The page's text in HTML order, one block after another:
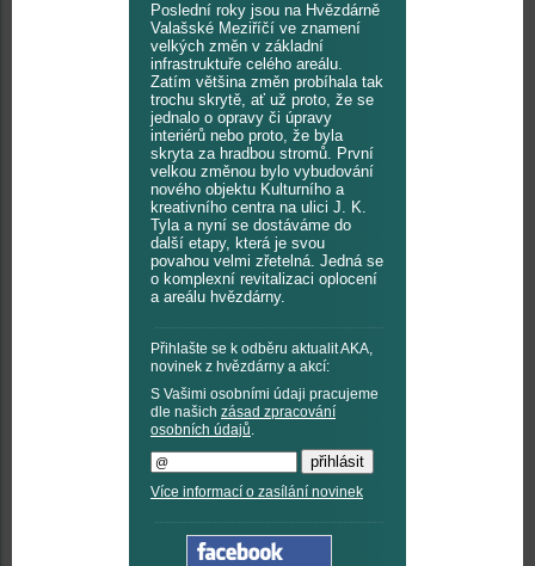
Poslední roky jsou na Hvězdárně
Valašské Meziříčí ve znamení
velkých změn v základní
infrastruktuře celého areálu.
Zatím většina změn probíhala tak
trochu skrytě, ať už proto, že se
jednalo o opravy či úpravy
interiérů nebo proto, že byla
skryta za hradbou stromů. První
velkou změnou bylo vybudování
nového objektu Kulturního a
kreativního centra na ulici J. K.
Tyla a nyní se dostáváme do
další etapy, která je svou
povahou velmi zřetelná. Jedná se
o komplexní revitalizaci oplocení
a areálu hvězdárny.
Přihlašte se k odběru aktualit AKA,
novinek z hvězdárny a akcí:
S Vašimi osobními údaji pracujeme
dle našich zásad zpracování
osobních údajů.
Více informací o zasílání novinek